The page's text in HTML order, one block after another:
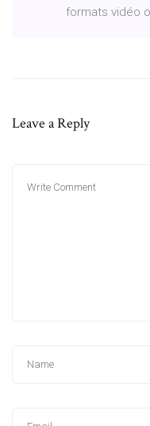
formats vidéo
Leave a Reply